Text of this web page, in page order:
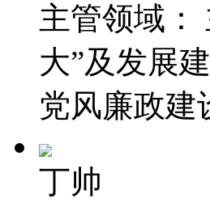
主管领域：
大”及发展
党风廉政建
丁帅